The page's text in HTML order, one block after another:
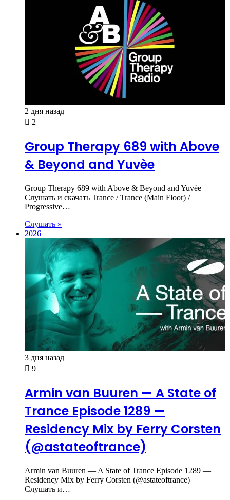
2 дня назад
2
Group Therapy 689 with Above
& Beyond and Yuvèe
Group Therapy 689 with Above & Beyond and Yuvèe |
Слушать и скачать Trance / Trance (Main Floor) /
Progressive…
Слушать »
2026
3 дня назад
9
Armin van Buuren — A State of
Trance Episode 1289 —
Residency Mix by Ferry Corsten
(@astateoftrance)
Armin van Buuren — A State of Trance Episode 1289 —
Residency Mix by Ferry Corsten (@astateoftrance) |
Слушать и…